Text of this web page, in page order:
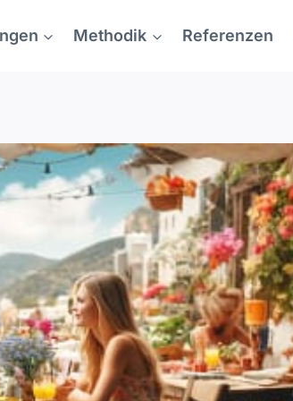
Methodik Referenzen